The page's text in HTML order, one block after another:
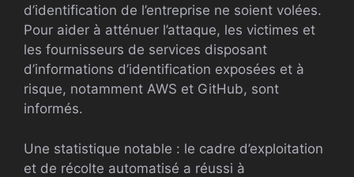
d’identification de l’entreprise ne soient volées.
Pour aider à atténuer l’attaque, les victimes et
les fournisseurs de services disposant
d’informations d’identification exposées et à
risque, notamment AWS et GitHub, sont
informés.
Une statistique notable : le cadre d’exploitation
et de récolte automatisé a réussi à